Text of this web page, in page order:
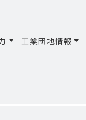
工業団地情報